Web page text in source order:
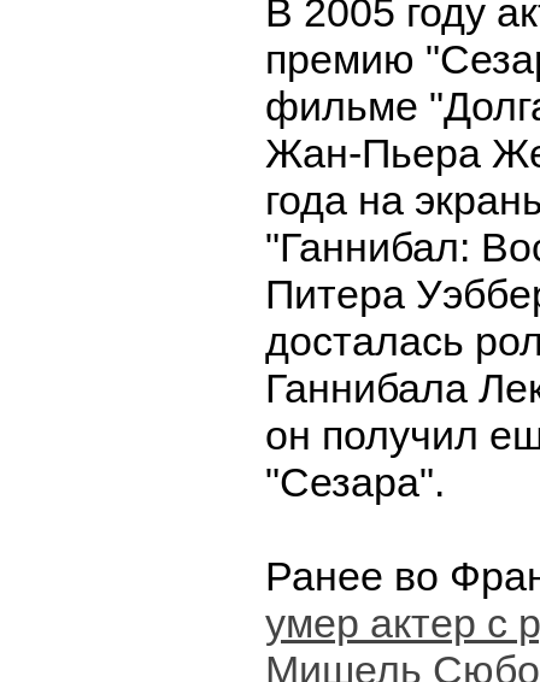
В 2005 году
премию
фильме
Жан-Пьера
года на
"Ганнибал:
Питера
досталась
Ганнибала
он получил
"Сезара".
Ранее во
умер актер с
Мишель